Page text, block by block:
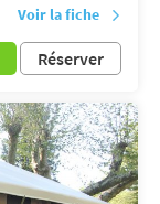
Voir la fiche
Réserver